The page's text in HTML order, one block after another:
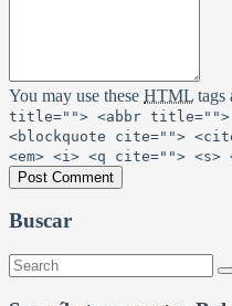
You may use these HTML tags
title=""> <abbr title="">
<blockquote cite="">
<em> <i> <q cite=""> <s>
Buscar